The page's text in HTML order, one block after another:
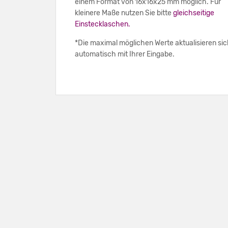
einem Format von 16x16x25 mm möglich. Für
kleinere Maße nutzen Sie bitte gleichseitige
Einstecklaschen.
*Die maximal möglichen Werte aktualisieren
automatisch mit Ihrer Eingabe.